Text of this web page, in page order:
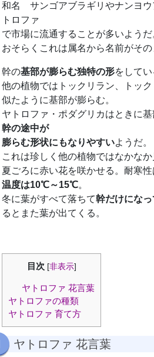
和名 サンゴアブラギリやナンヨウ
トロファ
で市場に流通することが多いようだ
おそらくこれは属名から名前がその
幹の基部が膨らむ独特の形をしてい
他の植物ではトックリラン、トッ
似たように基部が膨らむ。
ヤトロファ・ポダグリカはときに基
幹の途中が
膨らむ形状にもなりやすいようだ。
これは珍しく他の植物ではなかなか
夏ごろに赤い花を咲かせる。耐寒性
温度は10℃～15℃。
冬に葉がすべて落ちて幹だけになっ
るとまた葉が出てくる。
目次 [非表示]
ヤトロファ 花言葉
ヤトロファの種類
ヤトロファ 育て方
ヤトロファ 花言葉